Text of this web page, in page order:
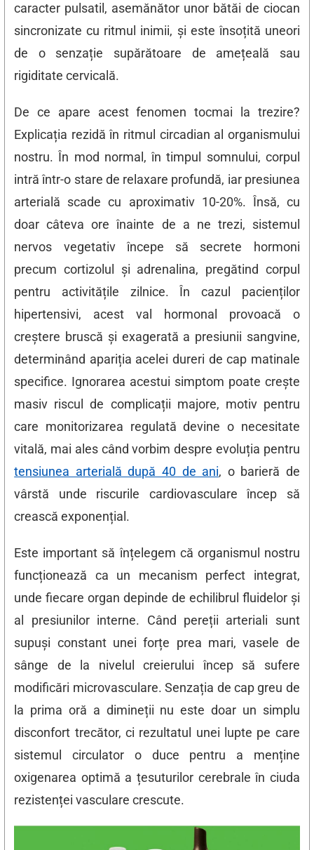
caracter pulsatil, asemănător unor bătăi de ciocan
sincronizate cu ritmul inimii, și este însoțită uneori
de o senzație supărătoare de amețeală sau
rigiditate cervicală.
De ce apare acest fenomen tocmai la trezire?
Explicația rezidă în ritmul circadian al organismului
nostru. În mod normal, în timpul somnului, corpul
intră într-o stare de relaxare profundă, iar presiunea
arterială scade cu aproximativ 10-20%. Însă, cu
doar câteva ore înainte de a ne trezi, sistemul
nervos vegetativ începe să secrete hormoni
precum cortizolul și adrenalina, pregătind corpul
pentru activitățile zilnice. În cazul pacienților
hipertensivi, acest val hormonal provoacă o
creștere bruscă și exagerată a presiunii sangvine,
determinând apariția acelei dureri de cap matinale
specifice. Ignorarea acestui simptom poate crește
masiv riscul de complicații majore, motiv pentru
care monitorizarea regulată devine o necesitate
vitală, mai ales când vorbim despre evoluția pentru
tensiunea arterială după 40 de ani, o barieră de
vârstă unde riscurile cardiovasculare încep să
crească exponențial.
Este important să înțelegem că organismul nostru
funcționează ca un mecanism perfect integrat,
unde fiecare organ depinde de echilibrul fluidelor și
al presiunilor interne. Când pereții arteriali sunt
supuși constant unei forțe prea mari, vasele de
sânge de la nivelul creierului încep să sufere
modificări microvasculare. Senzația de cap greu de
la prima oră a dimineții nu este doar un simplu
disconfort trecător, ci rezultatul unei lupte pe care
sistemul circulator o duce pentru a menține
oxigenarea optimă a țesuturilor cerebrale în ciuda
rezistenței vasculare crescute.